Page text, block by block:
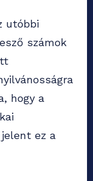
utóbbi
számok
hogy a
ez a